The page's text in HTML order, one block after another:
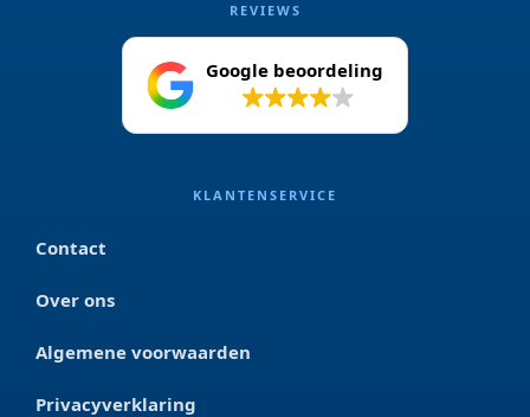
REVIEWS
Google beoordeling
KLANTENSERVICE
Contact
Over ons
Algemene voorwaarden
Privacyverklaring